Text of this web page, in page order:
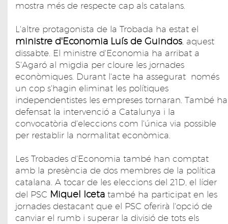
mostra més de respecte cap als catalans.
L'altre protagonista de la Trobada ha estat el
ministre d'Economia Luís de Guindos, aquest
dissabte. El ministre d'Economia ha arribat a
S'Agaró al migdia per cloure les jornades
econòmiques. Durant l'acte ha assegurat només
un cop s'hagin eliminat les polítiques
independentistes les empreses tornaran. També ha
defensat la intervenció a Catalunya i la
convocatòria d'eleccions com l'única via possible
per restablir la normalitat econòmica.
Les Trobades d'Economia també han comptat
amb la presència de dos membres de la política
catalana. A tocar de les eleccions del 21D, el líder
del PSC Miquel Iceta també ha participat en les
jornades destacant que el PSC oferirà l'opció de
canviar el rumb i superar la divisió de tots els